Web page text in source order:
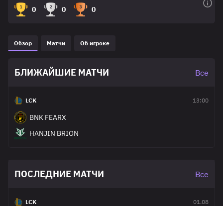
0 0 0
Обзор Матчи Об игроке
БЛИЖАЙШИЕ МАТЧИ Все
LCK 13:00
BNK FEARX
HANJIN BRION
ПОСЛЕДНИЕ МАТЧИ Все
LCK 01.08